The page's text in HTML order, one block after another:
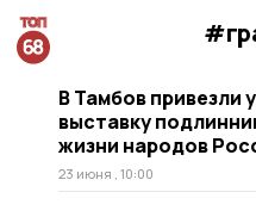
В Тамбов привезли
выставку
жизни народов
23 июня , 10:00